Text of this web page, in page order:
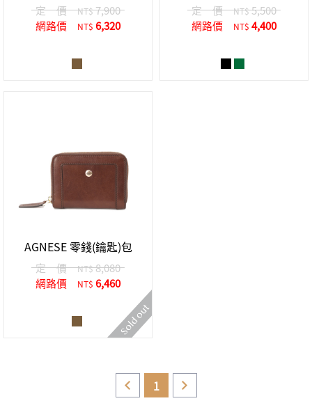
定 價 NT$7,900
網路價
NT$ 6,320
定 價 NT$5,500
網路價
NT$ 4,400
AGNESE 零錢(鑰匙)包
定 價 NT$8,080
網路價
NT$ 6,460
1